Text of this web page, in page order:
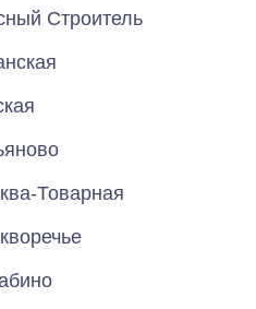
Строитель
Товарная